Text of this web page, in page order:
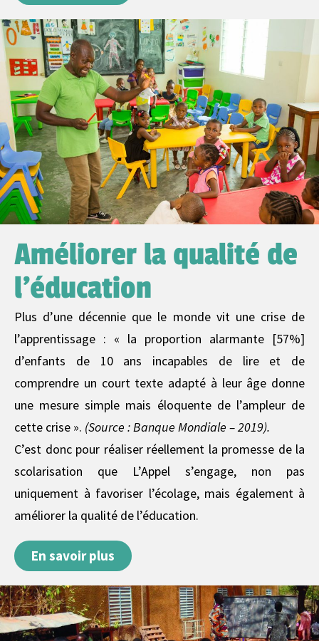
Améliorer la qualité de
l'éducation
Plus d’une décennie que le monde vit une crise de
l’apprentissage : « la proportion alarmante [57%]
d’enfants de 10 ans incapables de lire et de
comprendre un court texte adapté à leur âge donne
une mesure simple mais éloquente de l’ampleur de
cette crise ». (Source : Banque Mondiale – 2019).
C’est donc pour réaliser réellement la promesse de la
scolarisation que L’Appel s’engage, non pas
uniquement à favoriser l’écolage, mais également à
améliorer la qualité de l’éducation.
En savoir plus